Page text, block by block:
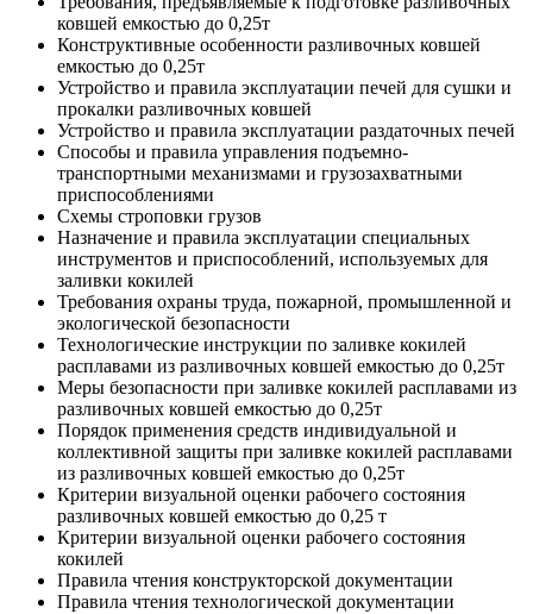
ковшей емкостью до 0,25т
Конструктивные особенности разливочных ковшей
емкостью до 0,25т
Устройство и правила эксплуатации печей для сушки и
прокалки разливочных ковшей
Устройство и правила эксплуатации раздаточных печей
Способы и правила управления подъемно-
транспортными механизмами и грузозахватными
приспособлениями
Схемы строповки грузов
Назначение и правила эксплуатации специальных
инструментов и приспособлений, используемых для
заливки кокилей
Требования охраны труда, пожарной, промышленной и
экологической безопасности
Технологические инструкции по заливке кокилей
расплавами из разливочных ковшей емкостью до 0,25т
Меры безопасности при заливке кокилей расплавами из
разливочных ковшей емкостью до 0,25т
Порядок применения средств индивидуальной и
коллективной защиты при заливке кокилей расплавами
из разливочных ковшей емкостью до 0,25т
Критерии визуальной оценки рабочего состояния
разливочных ковшей емкостью до 0,25 т
Критерии визуальной оценки рабочего состояния
кокилей
Правила чтения конструкторской документации
Правила чтения технологической документации